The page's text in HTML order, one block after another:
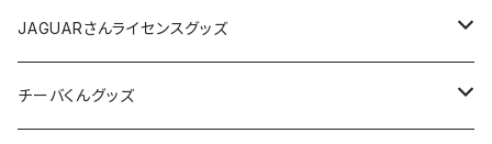
ホテルキーホルダー
ホテルキーホルダー
クリアファイル
バッグ
ステッカー
キャップ
バッグ
ステッカー
ステッカー
缶バッジ
JAGUARさんライセンスグッズ
Tシャツ
チーバくんグッズ